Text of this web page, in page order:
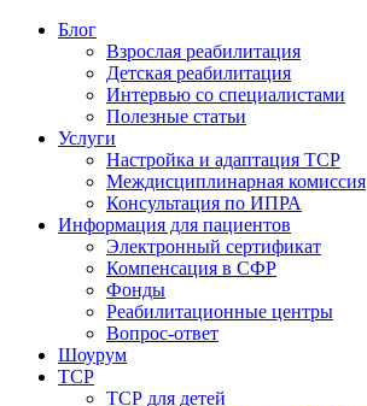
Блог
Взрослая реабилитация
Детская реабилитация
Интервью со специалистами
Полезные статьи
Услуги
Настройка и адаптация ТСР
Междисциплинарная комиссия
Консультация по ИПРА
Информация для пациентов
Электронный сертификат
Компенсация в СФР
Фонды
Реабилитационные центры
Вопрос-ответ
Шоурум
ТСР
ТСР для детей